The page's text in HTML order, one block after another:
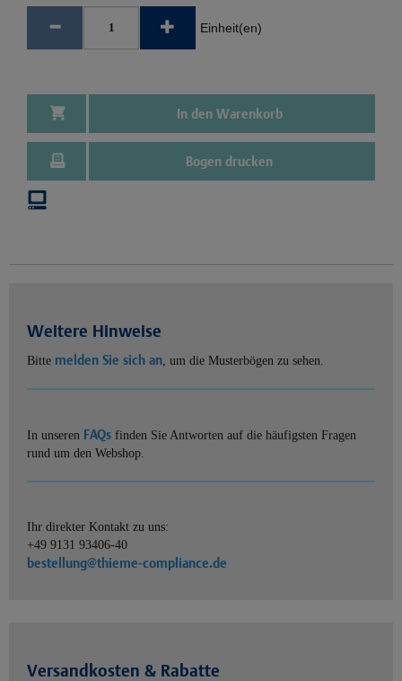
Einheit(en)
In den Warenkorb
Bogen drucken
Weitere Hinweise
Bitte melden Sie sich an, um die Musterbögen zu sehen.
In unseren FAQs finden Sie Antworten auf die häufigsten Fragen
rund um den Webshop.
Ihr direkter Kontakt zu uns:
+49 9131 93406-40
bestellung@thieme-compliance.de
Versandkosten & Rabatte